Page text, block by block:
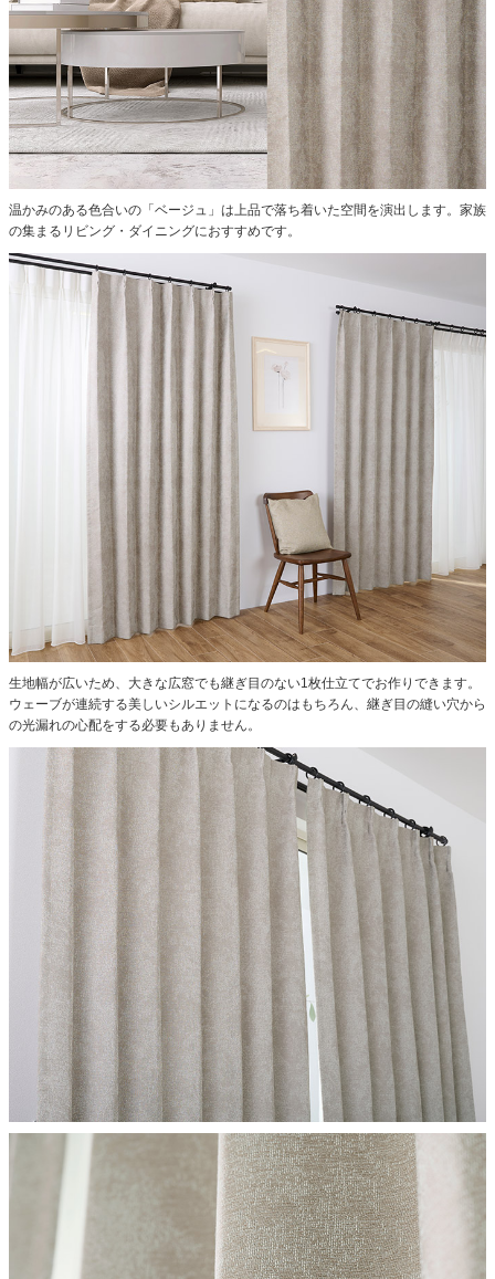
温かみのある色合いの「ベージュ」は上品で落ち着いた空間を演出します。家族
の集まるリビング・ダイニングにおすすめです。
生地幅が広いため、大きな広窓でも継ぎ目のない1枚仕立てでお作りできます。
ウェーブが連続する美しいシルエットになるのはもちろん、継ぎ目の縫い穴から
の光漏れの心配をする必要もありません。